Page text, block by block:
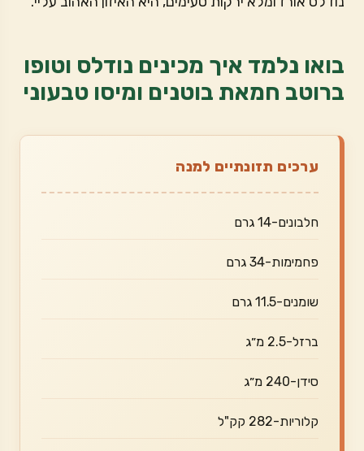
בואו נלמד איך מכינים נודלס וטופו
ברוטב חמאת בוטנים ומיסו טבעוני
ערכים תזונתיים למנה
חלבונים-14 גרם
פחמימות-34 גרם
שומנים-11.5 גרם
ברזל-2.5 מ״ג
סידן-240 מ״ג
קלוריות-282 קק"ל